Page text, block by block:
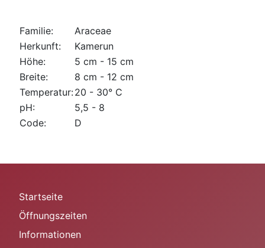
Familie:
Araceae
Herkunft:
Kamerun
Höhe:
5 cm - 15 cm
Breite:
8 cm - 12 cm
Temperatur:20 - 30° C
pH:
5,5 - 8
Code:
D
Startseite
Öffnungszeiten
Informationen